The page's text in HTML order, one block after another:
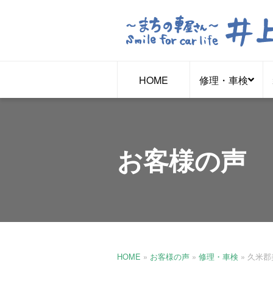
HOME 修理・車検
お客様の声
HOME » お客様の声 » 修理・車検 » 久米